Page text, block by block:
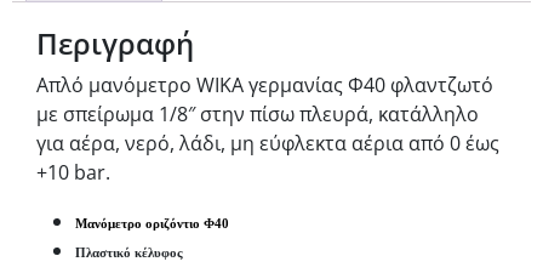
Περιγραφή
Απλό μανόμετρο WIKA γερμανίας Φ40 φλαντζωτό
με σπείρωμα 1/8″ στην πίσω πλευρά, κατάλληλο
για αέρα, νερό, λάδι, μη εύφλεκτα αέρια από 0 έως
+10 bar.
Μανόμετρο οριζόντιο Φ40
Πλαστικό κέλυφος